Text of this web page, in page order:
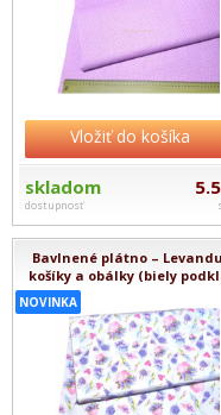
Vložiť do košíka
skladom
dostupnosť
Bavlnené plátno –
košíky a obálky (biely
NOVINKA